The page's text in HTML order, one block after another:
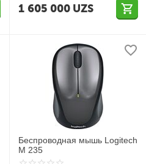
1 605 000 UZS
Беспроводная мышь Logitech
M 235